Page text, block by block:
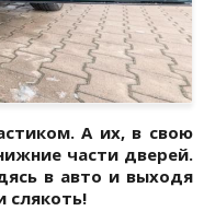
А их, в свою
части дверей.
в авто и выходя
слякоть!